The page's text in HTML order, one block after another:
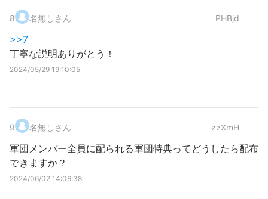
8. 名無しさん PHBjd
>>7
丁寧な説明ありがとう！
2024/05/29 19:10:05
9. 名無しさん zzXmH
軍団メンバー全員に配られる軍団特典ってどうしたら配布
できますか？
2024/06/02 14:06:38